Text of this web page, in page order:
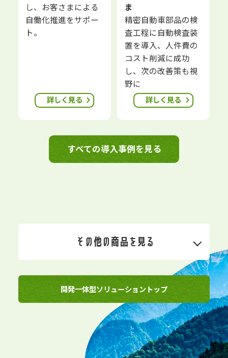
し、お客さまによる
自働化推進をサポー
ト。
詳しく見る
ま
精密自動車部品の検
査工程に自動検査装
置を導入、人件費の
コスト削減に成功
し、次の改善策も視
野に
詳しく見る
すべての導入事例を見る
その他の商品を見る
開発一体型ソリューショントップ